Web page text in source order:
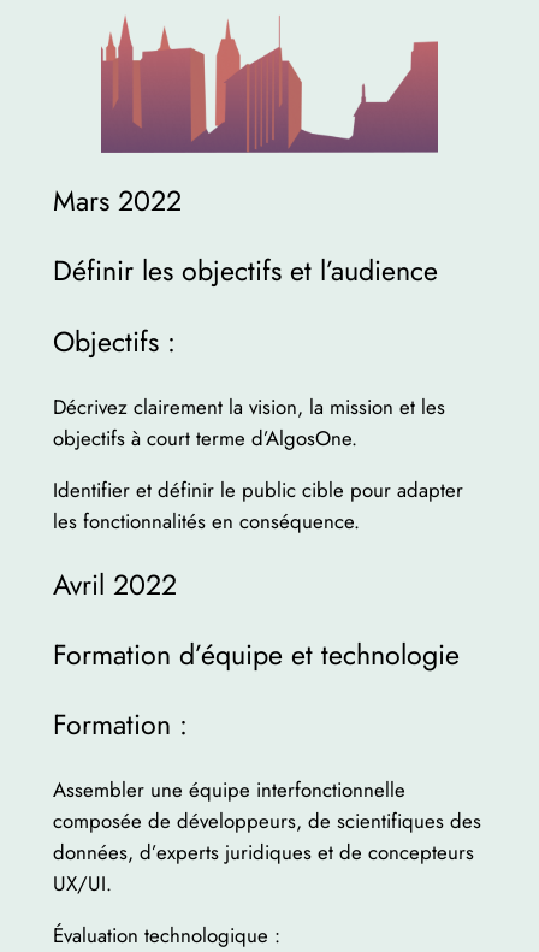
Mars 2022
Définir les objectifs et l’audience
Objectifs :
Décrivez clairement la vision, la mission et les
objectifs à court terme d’AlgosOne.
Identifier et définir le public cible pour adapter
les fonctionnalités en conséquence.
Avril 2022
Formation d’équipe et technologie
Formation :
Assembler une équipe interfonctionnelle
composée de développeurs, de scientifiques des
données, d’experts juridiques et de concepteurs
UX/UI.
Évaluation technologique :